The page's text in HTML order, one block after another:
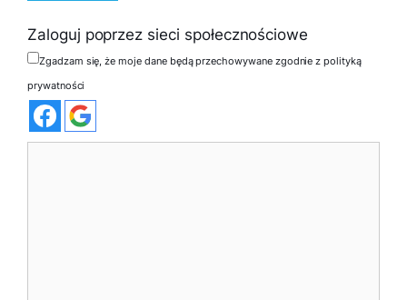
Zaloguj poprzez sieci społecznościowe
Zgadzam się, że moje dane będą przechowywane zgodnie z polityką
prywatności